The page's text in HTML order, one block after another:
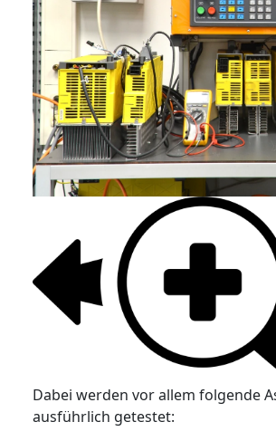
Dabei werden vor allem folgende
ausführlich getestet: